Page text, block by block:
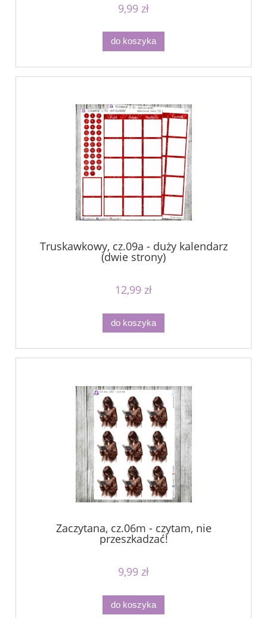
9,99 zł
do koszyka
Truskawkowy, cz.09a - duży kalendarz
(dwie strony)
12,99 zł
do koszyka
Zaczytana, cz.06m - czytam, nie
przeszkadzać!
9,99 zł
do koszyka